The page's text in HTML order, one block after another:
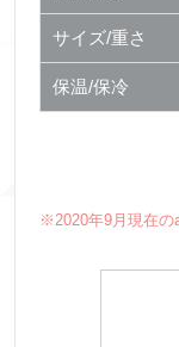
サイズ/重さ
保温/保冷
※2020年9月現在の